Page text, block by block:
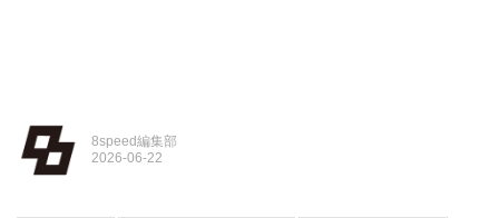
8speed編集部